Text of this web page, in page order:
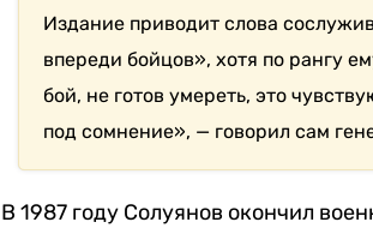
Издание приводит слова
впереди бойцов», хотя по рангу
бой, не готов умереть, это
под сомнение», — говорил сам
В 1987 году Солуянов окончил